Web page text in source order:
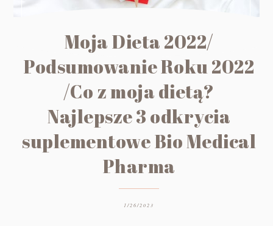
Moja Dieta 2022/
Podsumowanie Roku 2022
/Co z moja dietą?
Najlepsze 3 odkrycia
suplementowe Bio Medical
Pharma
1/26/2023